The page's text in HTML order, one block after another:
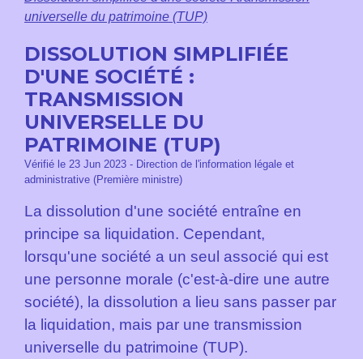
universelle du patrimoine (TUP)
DISSOLUTION SIMPLIFIÉE
D'UNE SOCIÉTÉ :
TRANSMISSION
UNIVERSELLE DU
PATRIMOINE (TUP)
Vérifié le 23 Jun 2023 - Direction de l'information légale et
administrative (Première ministre)
La dissolution d'une société entraîne en
principe sa liquidation. Cependant,
lorsqu'une société a un seul associé qui est
une personne morale (c'est-à-dire une autre
société), la dissolution a lieu sans passer par
la liquidation, mais par une transmission
universelle du patrimoine (TUP).